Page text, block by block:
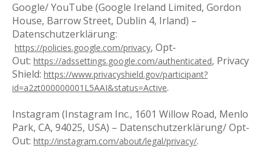
Google/ YouTube (Google Ireland Limited, Gordon
House, Barrow Street, Dublin 4, Irland) –
Datenschutzerklärung:
https://policies.google.com/privacy, Opt-
Out: https://adssettings.google.com/authenticated, Privacy
Shield: https://www.privacyshield.gov/participant?
id=a2zt000000001L5AAI&status=Active.
Instagram (Instagram Inc., 1601 Willow Road, Menlo
Park, CA, 94025, USA) – Datenschutzerklärung/ Opt-
Out: http://instagram.com/about/legal/privacy/.